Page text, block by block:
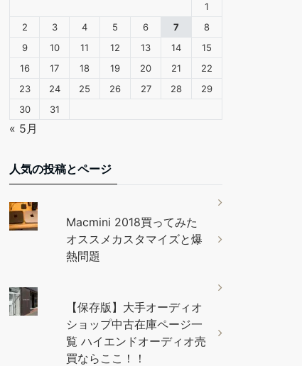
1
2
3 4 5 6 7
8
9
10 11 12 13 14
15
16
17 18 19 20 21
22
23
24 25 26 27 28
29
30
31
« 5月
人気の投稿とページ
Macmini 2018買ってみた
オススメカスタマイズと爆
熱問題
【保存版】大手オーディオ
ショップ中古在庫ページ一
覧 ハイエンドオーディオ売
買ならここ！！